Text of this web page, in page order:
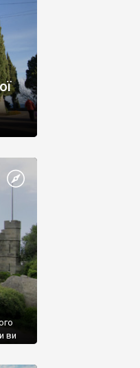
ви